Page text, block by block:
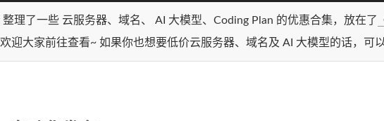
整理了一些 云服务器、域名、 AI 大模型、Coding Plan 的优惠合集，放在了
欢迎大家前往查看~ 如果你也想要低价云服务器、域名及 AI 大模型的话，可